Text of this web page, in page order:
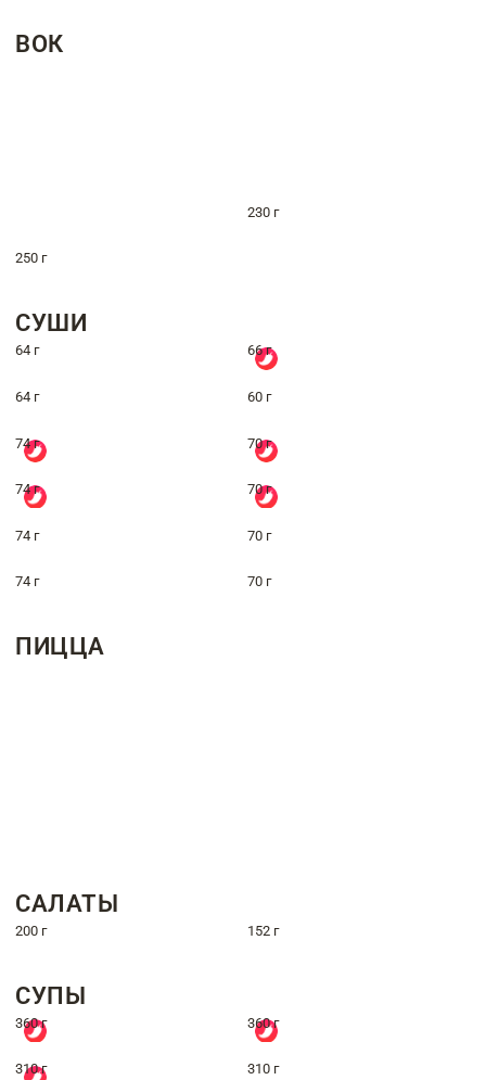
ВОК
230 г
250 г
СУШИ
64 г 66 г
64 г 60 г
74 г 70 г
74 г 70 г
74 г 70 г
74 г 70 г
ПИЦЦА
САЛАТЫ
200 г 152 г
СУПЫ
360 г 360 г
310 г 310 г